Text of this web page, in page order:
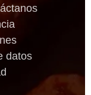
datos